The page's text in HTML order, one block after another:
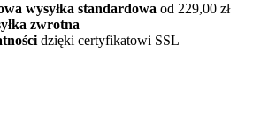
wysyłka standardowa od 229,00 zł
zwrotna
dzięki certyfikatowi SSL